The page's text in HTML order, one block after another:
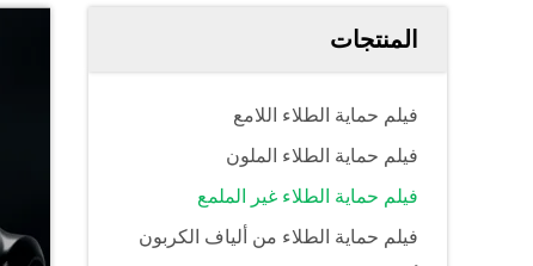
المنتجات
فيلم حماية الطلاء اللامع
فيلم حماية الطلاء الملون
فيلم حماية الطلاء غير الملمع
فيلم حماية الطلاء من ألياف الكربون